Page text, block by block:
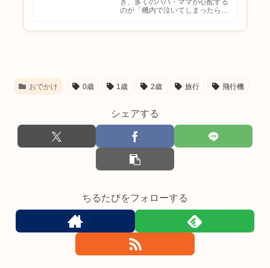
き、多くのパパ・ママが心配する
のが「機内で泣いてしまったらど
おでかけ 0歳 1歳 2歳 旅行 飛行機
シェアする
ちるたびをフォローする